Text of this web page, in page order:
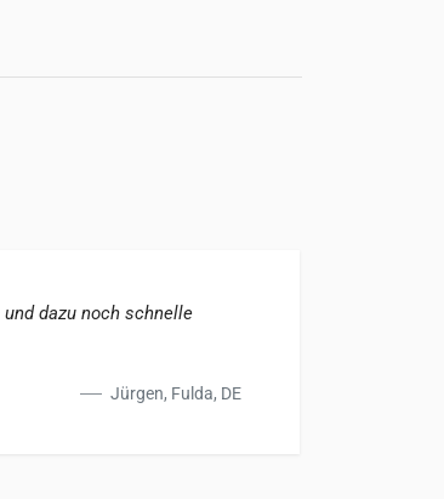
dazu noch schnelle
Jürgen, Fulda, DE